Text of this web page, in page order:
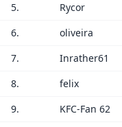
5.
Rycor
6.
oliveira
7.
Inrather61
8.
felix
9.
KFC-Fan 62